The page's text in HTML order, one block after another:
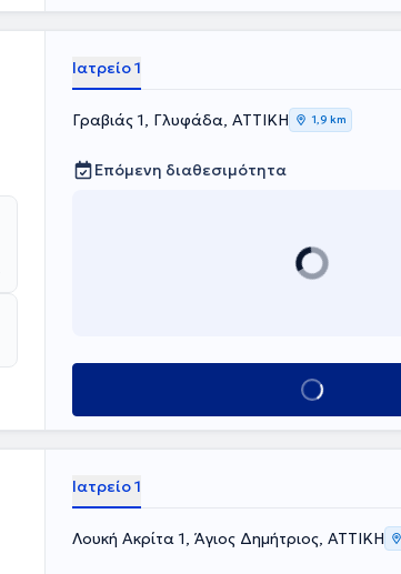
Ιατρείο 1
Γραβιάς 1, Γλυφάδα, ΑΤΤΙΚΗ 1,9 km
Επόμενη διαθεσιμότητα
Κλείσε ραντεβού
Ιατρείο 1
Λουκή Ακρίτα 1, Άγιος Δημήτριος, ΑΤΤΙΚΗ